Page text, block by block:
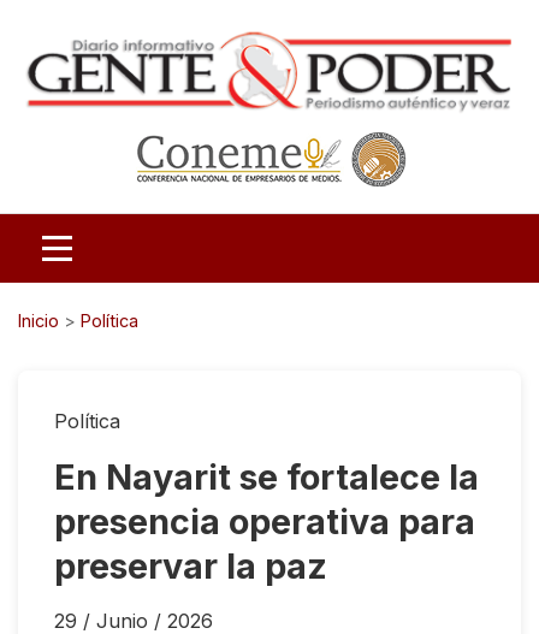
Inicio > Política
Política
En Nayarit se fortalece la
presencia operativa para
preservar la paz
29 / Junio / 2026